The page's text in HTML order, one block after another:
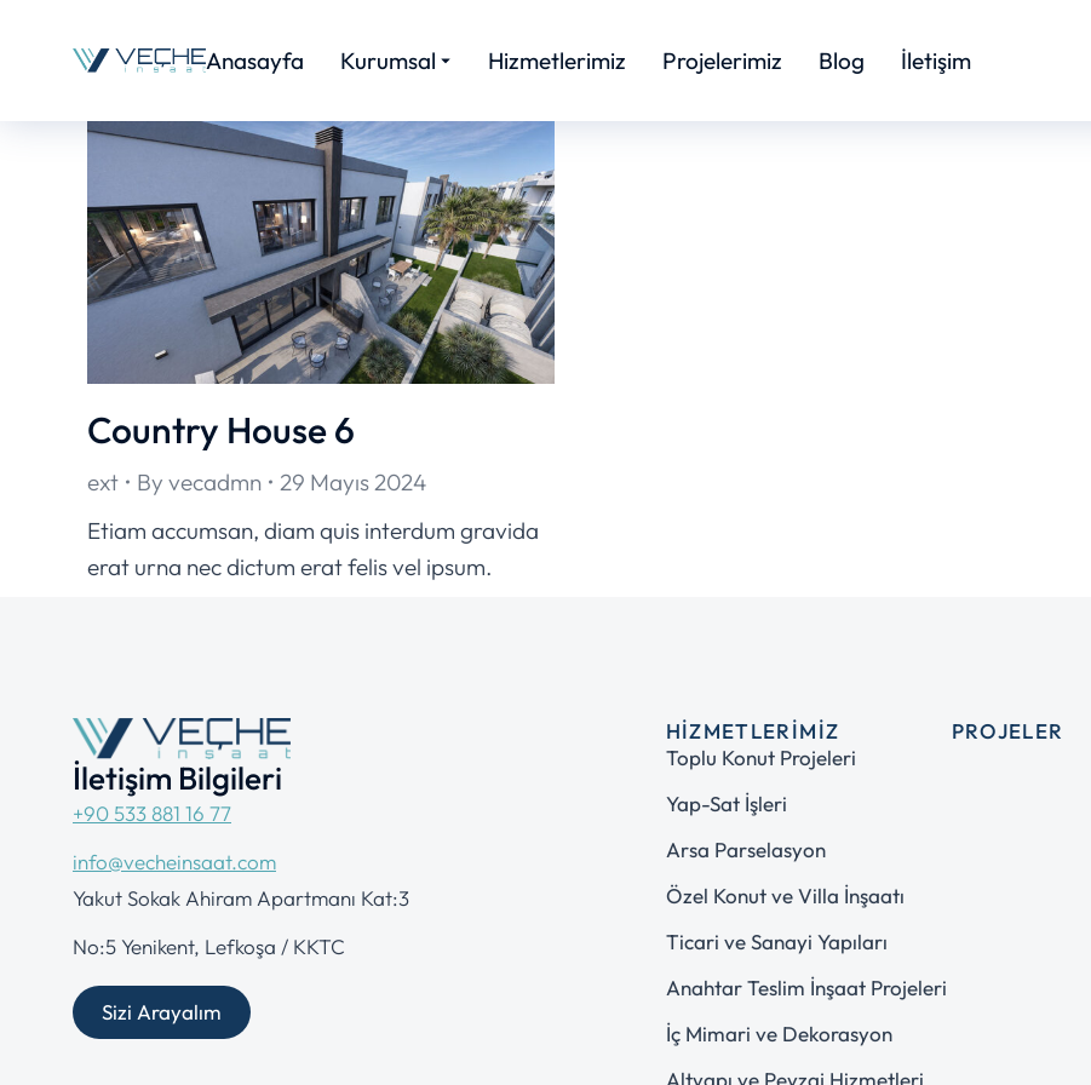
Anasayfa Kurumsal Hizmetlerimiz Projelerimiz Blog İletişim
Country House 6
ext By vecadmn
29 Mayıs 2024
Etiam accumsan, diam quis interdum gravida
erat urna nec dictum erat felis vel ipsum.
İletişim Bilgileri
+90 533 881 16 77
info@vecheinsaat.com
Yakut Sokak Ahiram Apartmanı Kat:3
No:5 Yenikent, Lefkoşa / KKTC
Sizi Arayalım
HIZMETLERIMIZ
Toplu Konut Projeleri
Yap-Sat İşleri
Arsa Parselasyon
Özel Konut ve Villa İnşaatı
Ticari ve Sanayi Yapıları
Anahtar Teslim İnşaat Projeleri
İç Mimari ve Dekorasyon
PROJELER